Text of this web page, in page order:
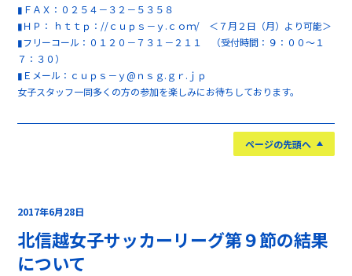
▮ＦＡＸ：０２５４－３２－５３５８
▮ＨＰ： ｈｔｔｐ：//ｃｕｐｓ－ｙ.ｃｏｍ/ ＜７月２日（月）より可能＞
▮フリーコール：０１２０－７３１－２１１ （受付時間：９：００～１
７：３０）
▮Ｅメール：ｃｕｐｓ－ｙ@ｎｓｇ.ｇｒ.ｊｐ
女子スタッフ一同多くの方の参加を楽しみにお待ちしております。
ページの先頭へ
2017年6月28日
北信越女子サッカーリーグ第９節の結果
について